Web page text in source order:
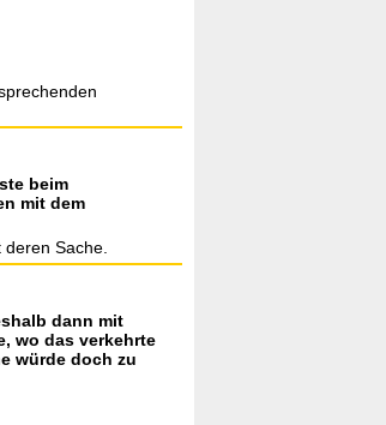
beim
mit dem
Sache.
dann mit
wo das verkehrte
würde doch zu